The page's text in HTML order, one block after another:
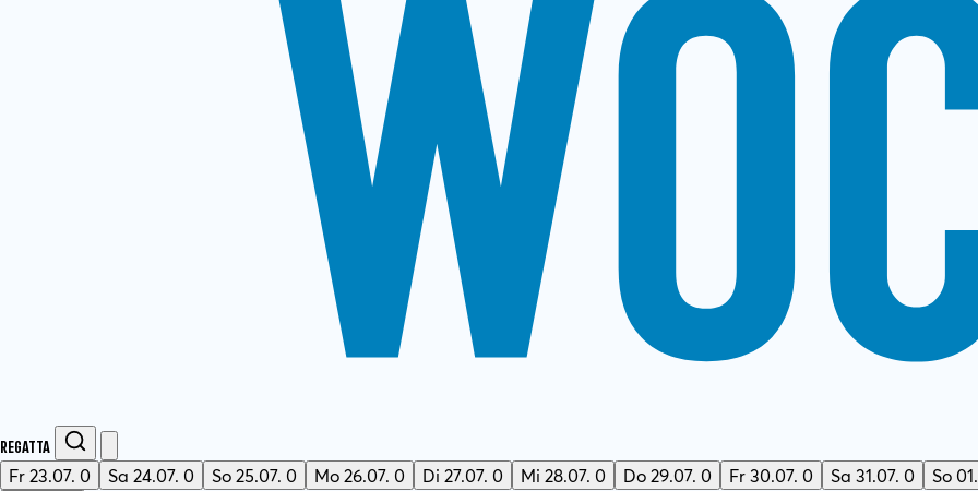
Regatta
Fr23.07. 0 Sa 24.07. 0 So25.07. 0 Mo26.07. 0 Di 27.07. 0 Mi 28.07. 0 Do29.07. 0 Fr30.07. 0 Sa 31.07. 0 So